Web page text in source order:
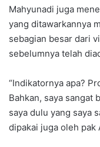
Mahyunadi juga
yang ditawarkannya
sebagian besar dari
sebelumnya telah
“Indikatornya apa?
Bahkan, saya sangat
saya dulu yang saya
dipakai juga oleh pak